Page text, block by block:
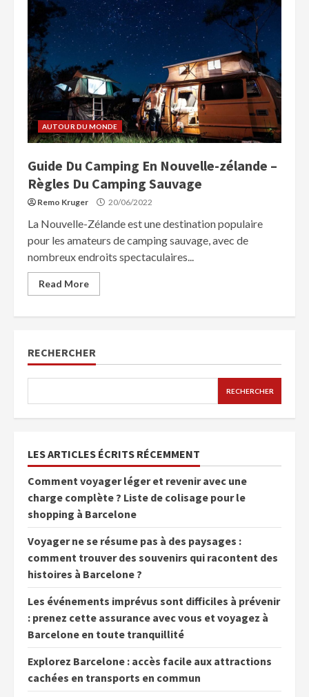
AUTOUR DU MONDE
Guide Du Camping En Nouvelle-zélande –
Règles Du Camping Sauvage
Remo Kruger 20/06/2022
La Nouvelle-Zélande est une destination populaire
pour les amateurs de camping sauvage, avec de
nombreux endroits spectaculaires...
Read More
RECHERCHER
RECHERCHER
LES ARTICLES ÉCRITS RÉCEMMENT
Comment voyager léger et revenir avec une
charge complète ? Liste de colisage pour le
shopping à Barcelone
Voyager ne se résume pas à des paysages :
comment trouver des souvenirs qui racontent des
histoires à Barcelone ?
Les événements imprévus sont difficiles à prévenir
: prenez cette assurance avec vous et voyagez à
Barcelone en toute tranquillité
Explorez Barcelone : accès facile aux attractions
cachées en transports en commun